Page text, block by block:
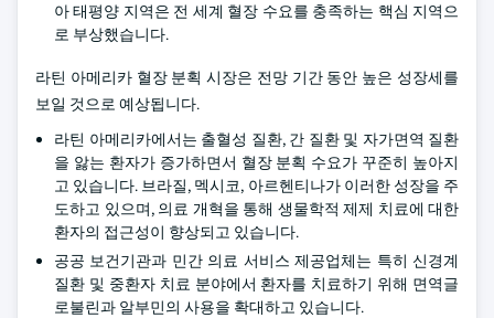
아 태평양 지역은 전 세계 혈장 수요를 충족하는 핵심 지역으
로 부상했습니다.
라틴 아메리카 혈장 분획 시장은 전망 기간 동안 높은 성장세를
보일 것으로 예상됩니다.
라틴 아메리카에서는 출혈성 질환, 간 질환 및 자가면역 질환
을 앓는 환자가 증가하면서 혈장 분획 수요가 꾸준히 높아지
고 있습니다. 브라질, 멕시코, 아르헨티나가 이러한 성장을 주
도하고 있으며, 의료 개혁을 통해 생물학적 제제 치료에 대한
환자의 접근성이 향상되고 있습니다.
공공 보건기관과 민간 의료 서비스 제공업체는 특히 신경계
질환 및 중환자 치료 분야에서 환자를 치료하기 위해 면역글
로불린과 알부민의 사용을 확대하고 있습니다.